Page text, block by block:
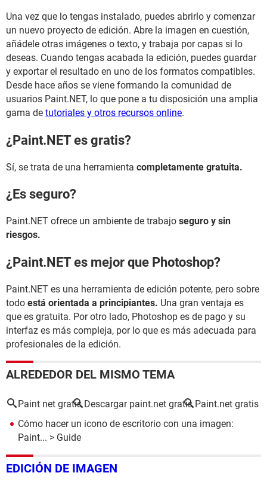
Una vez que lo tengas instalado, puedes abrirlo y comenzar
un nuevo proyecto de edición. Abre la imagen en cuestión,
añádele otras imágenes o texto, y trabaja por capas si lo
deseas. Cuando tengas acabada la edición, puedes guardar
y exportar el resultado en uno de los formatos compatibles.
Desde hace años se viene formando la comunidad de
usuarios Paint.NET, lo que pone a tu disposición una amplia
gama de tutoriales y otros recursos online.
¿Paint.NET es gratis?
Sí, se trata de una herramienta completamente gratuita.
¿Es seguro?
Paint.NET ofrece un ambiente de trabajo seguro y sin
riesgos.
¿Paint.NET es mejor que Photoshop?
Paint.NET es una herramienta de edición potente, pero sobre
todo está orientada a principiantes. Una gran ventaja es
que es gratuita. Por otro lado, Photoshop es de pago y su
interfaz es más compleja, por lo que es más adecuada para
profesionales de la edición.
ALREDEDOR DEL MISMO TEMA
Paint net gratis Descargar paint.net gratis Paint.net gratis
Cómo hacer un icono de escritorio con una imagen:
Paint... > Guide
EDICIÓN DE IMAGEN